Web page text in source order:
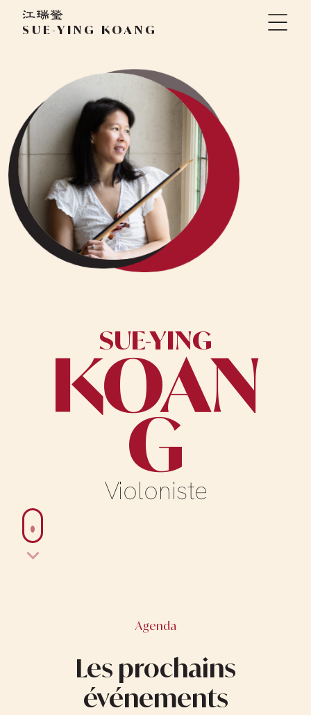
SUE-YING KOANG
Aller
SUE-YING
KOAN
G
Violoniste
Agenda
Les prochains
événements